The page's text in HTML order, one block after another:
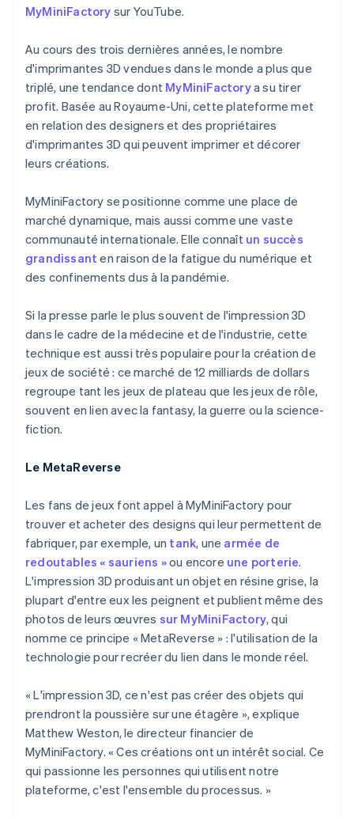
Découvrez les prochaines évolutions
Prévention de la fraude
Atlas
Constitution de start-up
Climate
Élimination du carbone
Identity
Vérification de l'identité
Stripe Sessions 2026
Découvrez comment Stripe construit l’infrastructure
Regarder la vidéo
Commerce en ligne
Écosystème
Partenaires
Stripe App Marketplace
MyMiniFactory sur YouTube.
Au cours des trois dernières années, le nombre
d'imprimantes 3D vendues dans le monde a plus que
triplé, une tendance dont MyMiniFactorya su tirer
profit. Basée au Royaume-Uni, cette plateforme met
en relation des designers et des propriétaires
d'imprimantes 3D qui peuvent imprimer et décorer
leurs créations.
MyMiniFactory se positionne comme une place de
marché dynamique, mais aussi comme une vaste
communauté internationale. Elle connaît un succès
grandissant en raison de la fatigue du numérique et
des confinements dus à la pandémie.
Si la presse parle le plus souvent de l'impression 3D
dans le cadre de la médecine et de l'industrie, cette
technique est aussi très populaire pour la création de
jeux de société : ce marché de 12 milliards de dollars
regroupe tant les jeux de plateau que les jeux de rôle,
souvent en lien avec la fantasy, la guerre ou la science-
fiction.
Le MetaReverse
Les fans de jeux font appel à MyMiniFactory pour
trouver et acheter des designs qui leur permettent de
fabriquer, par exemple, un tank, une armée de
redoutables « sauriens »ou encore une porterie.
L'impression 3D produisant un objet en résine grise, la
plupart d'entre eux les peignent et publient même des
photos de leurs œuvres sur MyMiniFactory, qui
nomme ce principe « MetaReverse » : l'utilisation de la
technologie pour recréer du lien dans le monde réel.
« L'impression 3D, ce n'est pas créer des objets qui
prendront la poussière sur une étagère », explique
Matthew Weston, le directeur financier de
MyMiniFactory. « Ces créations ont un intérêt social. Ce
qui passionne les personnes qui utilisent notre
plateforme, c'est l'ensemble du processus. »